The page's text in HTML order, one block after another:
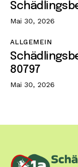
Mai 30, 2026
ALLGEMEIN
80797
Mai 30, 2026